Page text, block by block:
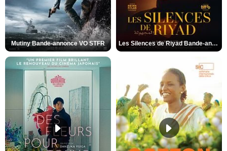
Mutiny Bande-annonce VO STFR Les Silences de Riyad Bande-annonce VO STFR